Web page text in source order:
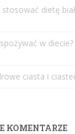
stosować dietę
spożywać w
ciasta i
KOMENTARZE